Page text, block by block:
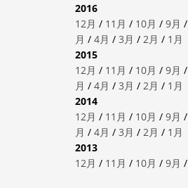
2016
12月 / 11月 / 10月 / 9月 /
月 / 4月 / 3月 / 2月 / 1月
2015
12月 / 11月 / 10月 / 9月 /
月 / 4月 / 3月 / 2月 / 1月
2014
12月 / 11月 / 10月 / 9月 /
月 / 4月 / 3月 / 2月 / 1月
2013
12月 / 11月 / 10月 / 9月 /